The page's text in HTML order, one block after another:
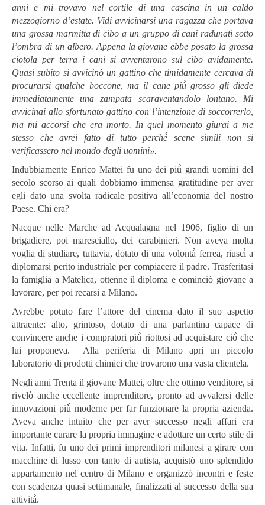
anni e mi trovavo nel cortile di una cascina in un caldo
mezzogiorno d’estate. Vidi avvicinarsi una ragazza che portava
una grossa marmitta di cibo a un gruppo di cani radunati sotto
l’ombra di un albero. Appena la giovane ebbe posato la grossa
ciotola per terra i cani si avventarono sul cibo avidamente.
Quasi subito si avvicinò un gattino che timidamente cercava di
procurarsi qualche boccone, ma il cane più̀ grosso gli diede
immediatamente una zampata scaraventandolo lontano. Mi
avvicinai allo sfortunato gattino con l’intenzione di soccorrerlo,
ma mi accorsi che era morto. In quel momento giurai a me
stesso che avrei fatto di tutto perché́ scene simili non si
verificassero nel mondo degli uomini».
Indubbiamente Enrico Mattei fu uno dei più̀ grandi uomini del
secolo scorso ai quali dobbiamo immensa gratitudine per aver
egli dato una svolta radicale positiva all’economia del nostro
Paese. Chi era?
Nacque nelle Marche ad Acqualagna nel 1906, figlio di un
brigadiere, poi maresciallo, dei carabinieri. Non aveva molta
voglia di studiare, tuttavia, dotato di una volontà̀ ferrea, riuscì̀ a
diplomarsi perito industriale per compiacere il padre. Trasferitasi
la famiglia a Matelica, ottenne il diploma e cominciò giovane a
lavorare, per poi recarsi a Milano.
Avrebbe potuto fare l’attore del cinema dato il suo aspetto
attraente: alto, grintoso, dotato di una parlantina capace di
convincere anche i compratori più̀ riottosi ad acquistare ciò̀ che
lui proponeva. Alla periferia di Milano aprì un piccolo
laboratorio di prodotti chimici che trovarono una vasta clientela.
Negli anni Trenta il giovane Mattei, oltre che ottimo venditore, si
rivelò anche eccellente imprenditore, pronto ad avvalersi delle
innovazioni più̀ moderne per far funzionare la propria azienda.
Aveva anche intuito che per aver successo negli affari era
importante curare la propria immagine e adottare un certo stile di
vita. Infatti, fu uno dei primi imprenditori milanesi a girare con
macchine di lusso con tanto di autista, acquistò uno splendido
appartamento nel centro di Milano e organizzò incontri e feste
con scadenza quasi settimanale, finalizzati al successo della sua
attività̀.